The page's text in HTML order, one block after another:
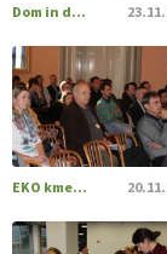
[EKOloško =
tal
. VEČ
https://t.co/
[EKOloško =
Dom in družina
EKO kmetijstvo